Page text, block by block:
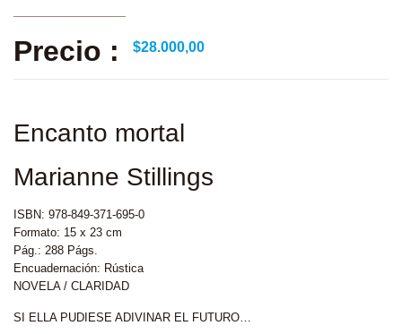
Precio : $28.000,00
Encanto mortal
Marianne Stillings
ISBN: 978-849-371-695-0
Formato: 15 x 23 cm
Pág.: 288 Págs.
Encuadernación: Rústica
NOVELA / CLARIDAD
SI ELLA PUDIESE ADIVINAR EL FUTURO…